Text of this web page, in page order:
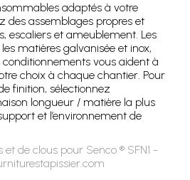
adaptés à votre
des assemblages propres et
escaliers et ameublement. Les
matières galvanisée et inox,
vous aident à
choix à chaque chantier. Pour
finition, sélectionnez
longueur / matière la plus
et l’environnement de
de clous pour Senco ® SFN1 -